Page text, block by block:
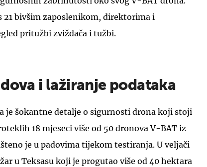
bivšim zaposlenikom, direktorima i
pritužbi zviždača i tužbi.
i lažiranje podataka
je šokantne detalje o sigurnosti drona koji stoji
18 mjeseci više od 50 dronova V-BAT iz
je u padovima tijekom testiranja. U veljači
u Teksasu koji je progutao više od 40 hektara